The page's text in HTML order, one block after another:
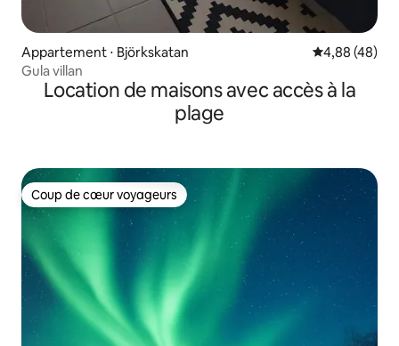
Appartement ⋅ Björkskatan Évaluation
4,88 (48)
Gula villan
Location de maisons avec accès à la
plage
Coup de cœur voyageurs
Coup de cœur voyageurs